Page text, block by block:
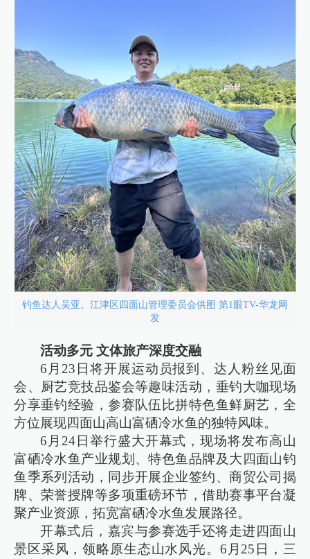
钓鱼达人吴亚。江津区四面山管理委员会供图 第1眼TV-华龙网
发
活动多元 文体旅产深度交融
6月23日将开展运动员报到、达人粉丝见面
会、厨艺竞技品鉴会等趣味活动，垂钓大咖现场
分享垂钓经验，参赛队伍比拼特色鱼鲜厨艺，全
方位展现四面山高山富硒冷水鱼的独特风味。
6月24日举行盛大开幕式，现场将发布高山
富硒冷水鱼产业规划、特色鱼品牌及大四面山钓
鱼季系列活动，同步开展企业签约、商贸公司揭
牌、荣誉授牌等多项重磅环节，借助赛事平台凝
聚产业资源，拓宽富硒冷水鱼发展路径。
开幕式后，嘉宾与参赛选手还将走进四面山
景区采风，领略原生态山水风光。6月25日，三